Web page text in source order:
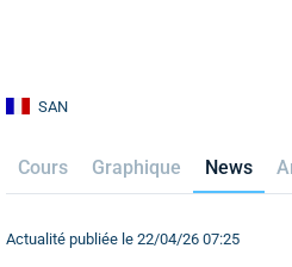
SAN
Cours Graphique News
Actualité publiée le 22/04/26 07:25